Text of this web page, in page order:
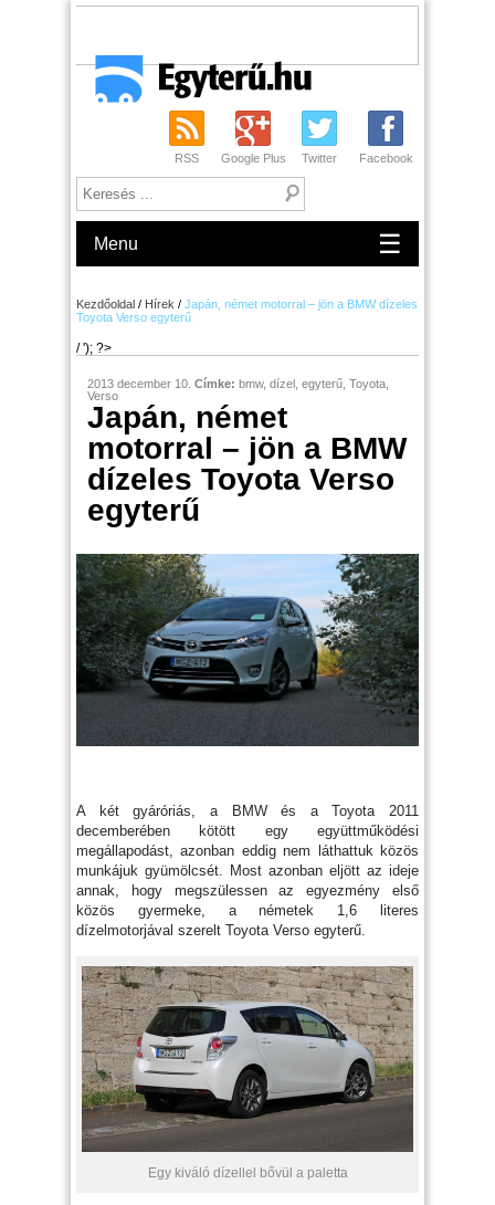
RSS Google Plus Twitter Facebook
Menu ☰
Kezdőoldal / Hírek / Japán, német motorral – jön a BMW dízeles
Toyota Verso egyterű
/ '); ?>
2013 december 10. Címke: bmw, dízel egyterű Toyota
Verso
Japán, német
motorral – jön a BMW
dízeles Toyota Verso
egyterű
A két gyáróriás, a BMW és a Toyota 2011
decemberében kötött egy együttműködési
megállapodást, azonban eddig nem láthattuk közös
munkájuk gyümölcsét. Most azonban eljött az ideje
annak, hogy megszülessen az egyezmény első
közös gyermeke, a németek 1,6 literes
dízelmotorjával szerelt Toyota Verso egyterű.
Egy kiváló dízellel bővül a paletta